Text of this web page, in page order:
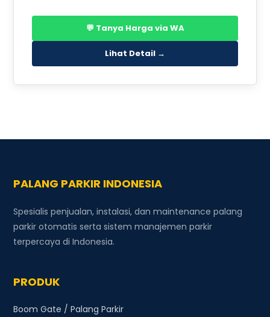
💬 Tanya Harga via WA
Lihat Detail →
PALANG PARKIR INDONESIA
Spesialis penjualan, instalasi, dan maintenance palang
parkir otomatis serta sistem manajemen parkir
terpercaya di Indonesia.
PRODUK
Boom Gate / Palang Parkir